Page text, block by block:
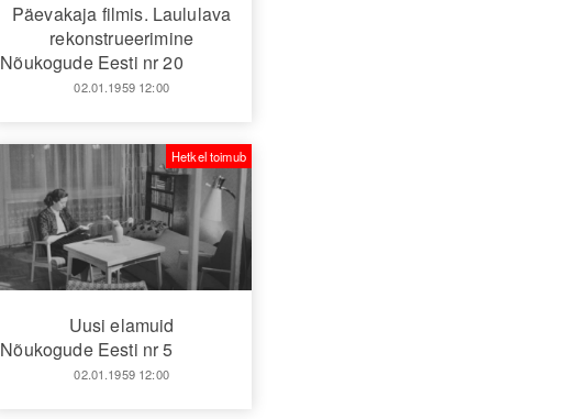
Päevakaja filmis. Laululava
rekonstrueerimine
Nõukogude Eesti nr 20
02.01.1959 12:00
Uusi elamuid
Nõukogude Eesti nr 5
02.01.1959 12:00
Hetkel toimub